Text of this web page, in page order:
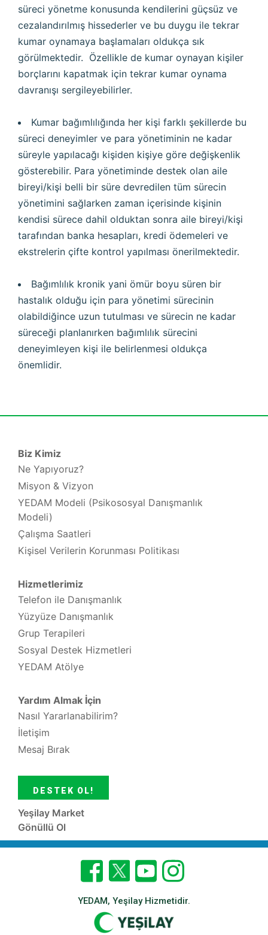
süreci yönetme konusunda kendilerini güçsüz ve
cezalandırılmış hissederler ve bu duygu ile tekrar
kumar oynamaya başlamaları oldukça sık
görülmektedir. Özellikle de kumar oynayan kişiler
borçlarını kapatmak için tekrar kumar oynama
davranışı sergileyebilirler.
Kumar bağımlılığında her kişi farklı şekillerde bu
süreci deneyimler ve para yönetiminin ne kadar
süreyle yapılacağı kişiden kişiye göre değişkenlik
gösterebilir. Para yönetiminde destek olan aile
bireyi/kişi belli bir süre devredilen tüm sürecin
yönetimini sağlarken zaman içerisinde kişinin
kendisi sürece dahil olduktan sonra aile bireyi/kişi
tarafından banka hesapları, kredi ödemeleri ve
ekstrelerin çifte kontrol yapılması önerilmektedir.
Bağımlılık kronik yani ömür boyu süren bir
hastalık olduğu için para yönetimi sürecinin
olabildiğince uzun tutulması ve sürecin ne kadar
süreceği planlanırken bağımlılık sürecini
deneyimleyen kişi ile belirlenmesi oldukça
önemlidir.
Biz Kimiz
Ne Yapıyoruz?
Misyon & Vizyon
YEDAM Modeli (Psikososyal Danışmanlık
Modeli)
Çalışma Saatleri
Kişisel Verilerin Korunması Politikası
Hizmetlerimiz
Telefon ile Danışmanlık
Yüzyüze Danışmanlık
Grup Terapileri
Sosyal Destek Hizmetleri
YEDAM Atölye
Yardım Almak İçin
Nasıl Yararlanabilirim?
İletişim
Mesaj Bırak
DESTEK OL!
Yeşilay Market
Gönüllü Ol
YEDAM, Yeşilay Hizmetidir.